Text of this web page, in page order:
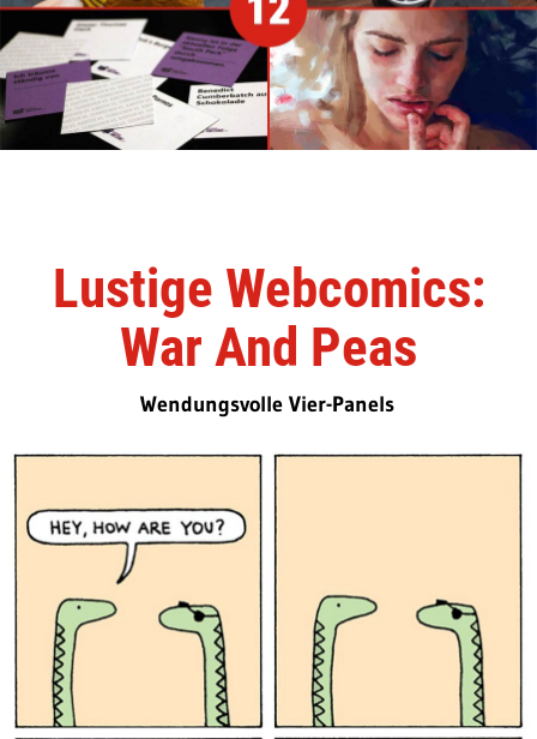
Lustige Webcomics:
War And Peas
Wendungsvolle Vier-Panels